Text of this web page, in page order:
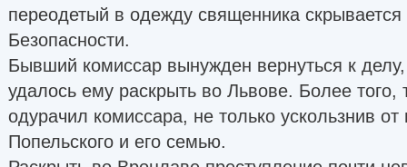
переодетый в одежду священника
Безопасности.
Бывший комиссар вынужден вернуться к
удалось ему раскрыть во Львове. Более того,
одурачил комиссара, не только ускользнив от
Попельского и его семью.